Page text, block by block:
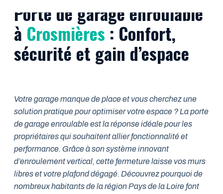
Porte de garage enroulable
à Crosmières: Confort,
sécurité et gain d’espace
Votre garage manque de place et vous cherchez une
solution pratique pour optimiser votre espace ? La porte
de garage enroulable est la réponse idéale pour les
propriétaires qui souhaitent allier fonctionnalité et
performance. Grâce à son système innovant
d’enroulement vertical, cette fermeture laisse vos murs
libres et votre plafond dégagé. Découvrez pourquoi de
nombreux habitants de la région Pays de la Loire font